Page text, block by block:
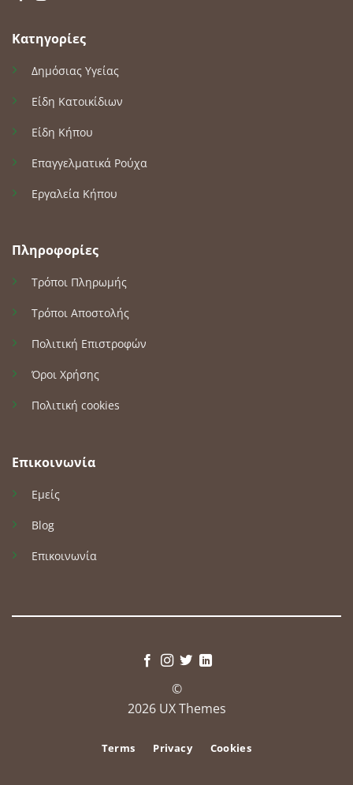
Κατηγορίες
Δημόσιας Υγείας
Είδη Κατοικίδιων
Είδη Κήπου
Επαγγελματικά Ρούχα
Εργαλεία Κήπου
Πληροφορίες
Τρόποι Πληρωμής
Τρόποι Αποστολής
Πολιτική Επιστροφών
Όροι Χρήσης
Πολιτική cookies
Επικοινωνία
Εμείς
Blog
Επικοινωνία
©
2026 UX Themes
Terms Privacy Cookies